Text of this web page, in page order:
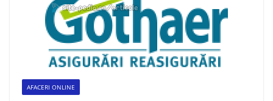
AFACERI ONLINE